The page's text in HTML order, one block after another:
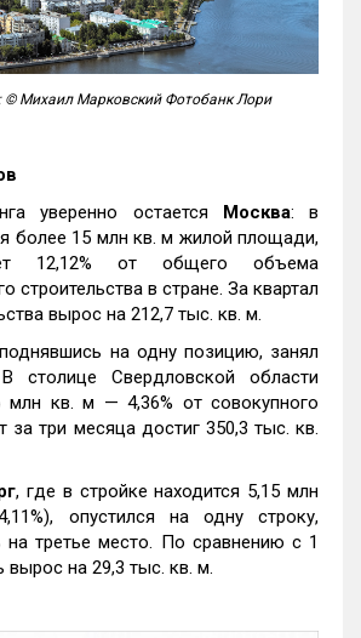
© Михаил Марковский Фотобанк Лори
уверенно остается Москва: в
более 15 млн кв. м жилой площади,
12,12% от общего объема
строительства в стране. За квартал
вырос на 212,7 тыс. кв. м.
на одну позицию, занял
В столице Свердловской области
млн кв. м — 4,36% от совокупного
за три месяца достиг 350,3 тыс. кв.
, где в стройке находится 5,15 млн
опустился на одну строку,
на третье место. По сравнению с 1
вырос на 29,3 тыс. кв. м.